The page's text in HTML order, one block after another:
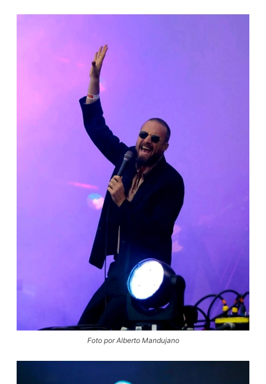
Foto por Alberto Mandujano